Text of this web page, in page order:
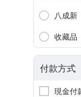
八成新
收藏品
付款方式
現金付